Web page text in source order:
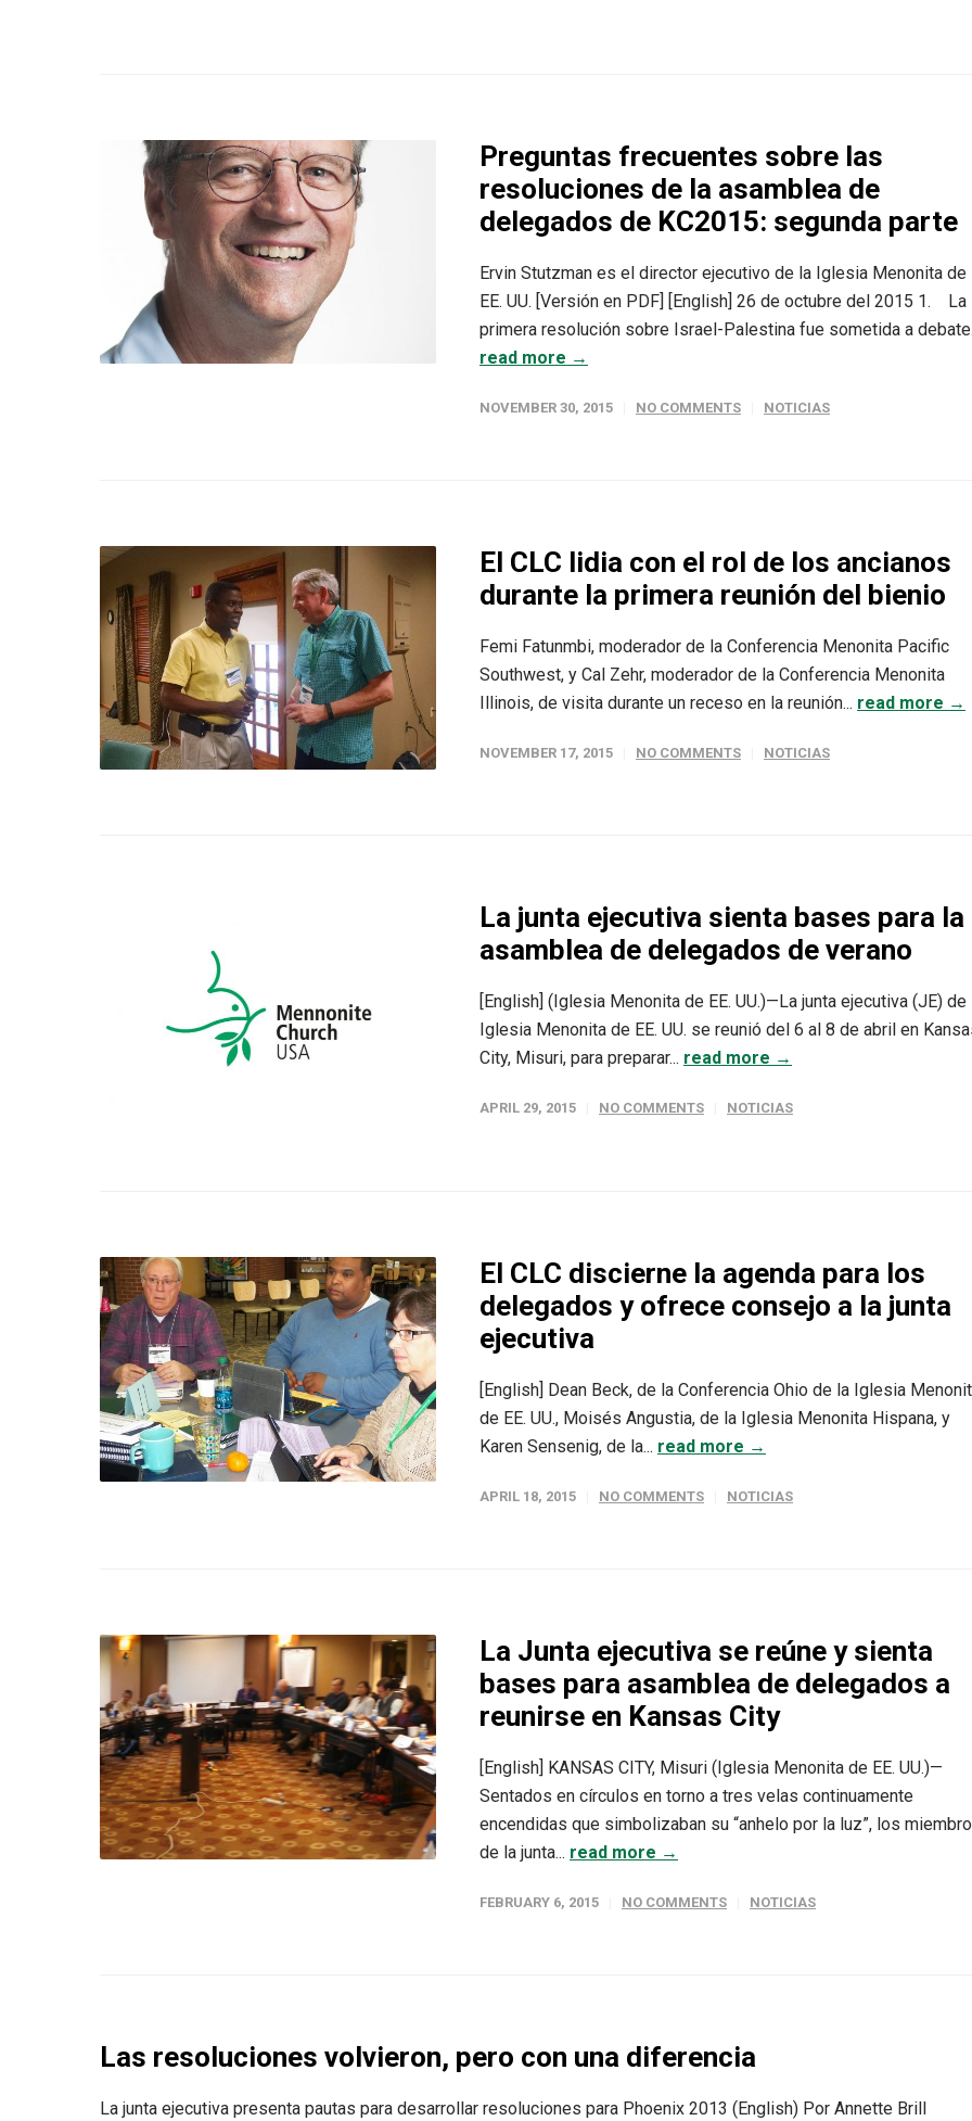
Preguntas frecuentes sobre las
resoluciones de la asamblea de
delegados de KC2015: segunda parte
Ervin Stutzman es el director ejecutivo de la Iglesia Menonita de
EE. UU. [Versión en PDF] [English] 26 de octubre del 2015 1. La
primera resolución sobre Israel-Palestina fue sometida a
read more →
NOVEMBER 30, 2015 NO COMMENTS NOTICIAS
El CLC lidia con el rol de los ancianos
durante la primera reunión del bienio
Femi Fatunmbi, moderador de la Conferencia Menonita Pacific
Southwest, y Cal Zehr, moderador de la Conferencia Menonita
Illinois, de visita durante un receso en la reunión... read more →
NOVEMBER 17, 2015 NO COMMENTS NOTICIAS
La junta ejecutiva sienta bases para la
asamblea de delegados de verano
[English] (Iglesia Menonita de EE. UU.)—La junta ejecutiva (JE) de
Iglesia Menonita de EE. UU. se reunió del 6 al 8 de abril en
City, Misuri, para preparar... read more →
APRIL 29, 2015 NO COMMENTS NOTICIAS
El CLC discierne la agenda para los
delegados y ofrece consejo a la junta
ejecutiva
[English] Dean Beck, de la Conferencia Ohio de la Iglesia
de EE. UU., Moisés Angustia, de la Iglesia Menonita Hispana, y
Karen Sensenig, de la... read more →
APRIL 18, 2015 NO COMMENTS NOTICIAS
La Junta ejecutiva se reúne y sienta
bases para asamblea de delegados a
reunirse en Kansas City
[English] KANSAS CITY, Misuri (Iglesia Menonita de EE. UU.)—
Sentados en círculos en torno a tres velas continuamente
encendidas que simbolizaban su “anhelo por la luz”, los
de la junta... read more →
FEBRUARY 6, 2015 NO COMMENTS NOTICIAS
Las resoluciones volvieron, pero con una diferencia
La junta ejecutiva presenta pautas para desarrollar resoluciones para Phoenix 2013 (English) Por Annette Brill